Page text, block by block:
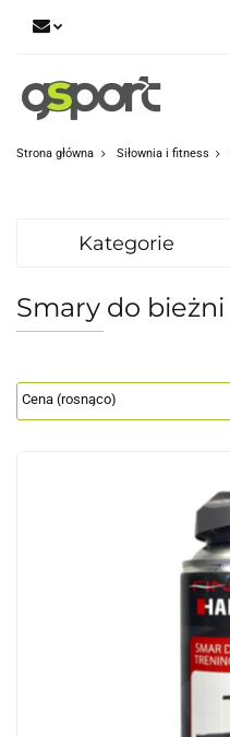
Strona główna Siłownia i fitness
Kategorie
Smary do bieżni